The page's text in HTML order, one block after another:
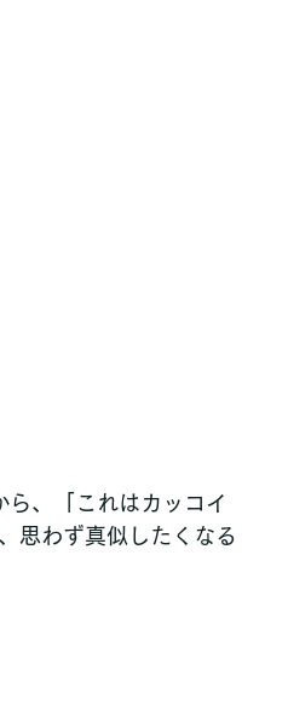
、「これはカッコイ
思わず真似したくなる